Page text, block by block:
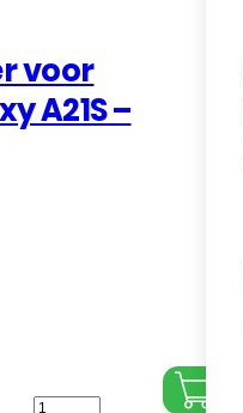
voor
A21S –
Bookcase